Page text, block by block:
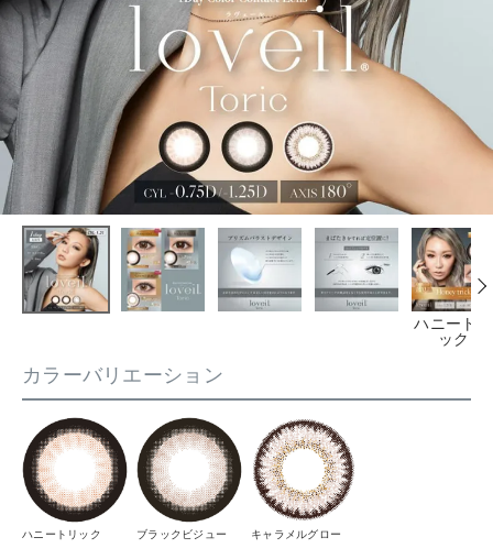
ハニートリ
ック
カラーバリエーション
ハニートリック ブラックビジュー キャラメルグロー